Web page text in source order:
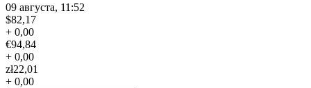
09 августа, 11:52
$82,17
+ 0,00
€94,84
+ 0,00
zł22,01
+ 0,00